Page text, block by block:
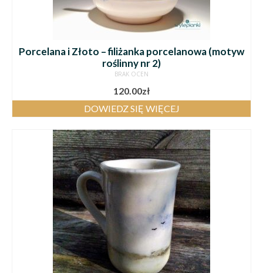
Porcelana i Złoto – filiżanka porcelanowa (motyw
roślinny nr 2)
BRAK OCEN
120.00zł
DOWIEDZ SIĘ WIĘCEJ